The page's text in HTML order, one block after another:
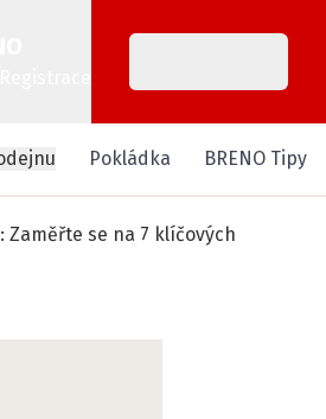
Pokládka BRENO Tipy
se na 7 klíčových